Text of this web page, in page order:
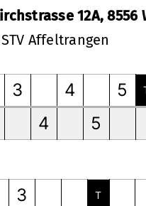
12A,
Affeltrangen
3 4 5
4 5
3 T